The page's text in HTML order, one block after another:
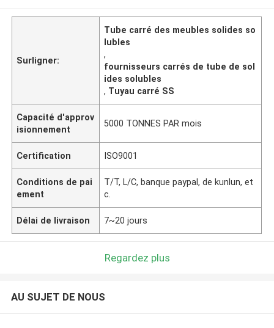
Surligner:
Tube carré des meubles solides so
lubles
,
fournisseurs carrés de tube de sol
ides solubles
, Tuyau carré SS
Capacité d'approv
isionnement
5000 TONNES PAR mois
Certification ISO9001
Conditions de pai
ement
T/T, L/C, banque paypal, de kunlun, et
c.
Délai de livraison 7~20 jours
Regardez plus
AU SUJET DE NOUS